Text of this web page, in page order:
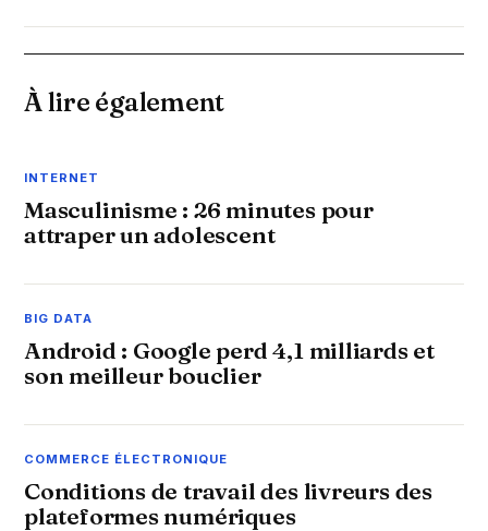
À lire également
INTERNET
Masculinisme : 26 minutes pour
attraper un adolescent
BIG DATA
Android : Google perd 4,1 milliards et
son meilleur bouclier
COMMERCE ÉLECTRONIQUE
Conditions de travail des livreurs des
plateformes numériques